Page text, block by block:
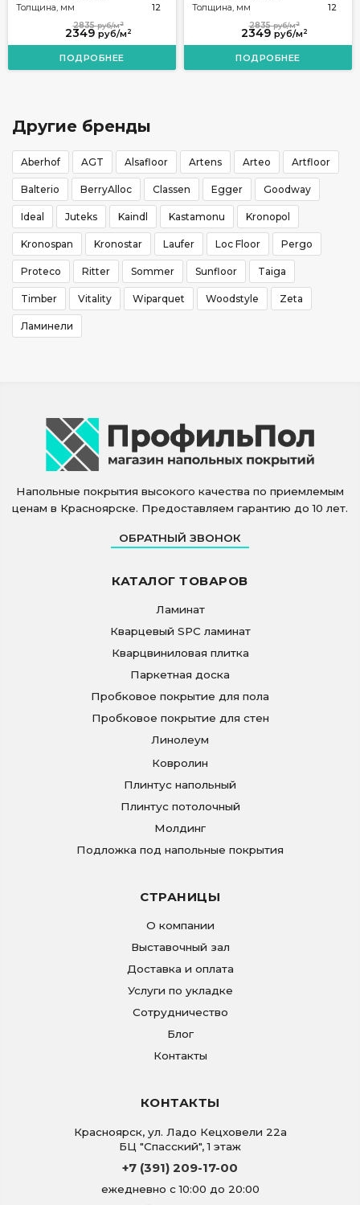
Толщина, мм
12
2349 руб/м 2
2835руб/м2
ПОДРОБНЕЕ
Толщина, мм
12
2349 руб/м 2
2835руб/м2
ПОДРОБНЕЕ
Другие бренды
Aberhof AGT Alsafloor Artens Arteo Artfloor
Balterio BerryAlloc Classen Egger Goodway
Ideal Juteks Kaindl Kastamonu Kronopol
Kronospan Kronostar Laufer Loc Floor Pergo
Proteco Ritter Sommer Sunfloor Taiga
Timber Vitality Wiparquet Woodstyle Zeta
Ламинели
Напольные покрытия высокого качества по приемлемым
ценам в Красноярске. Предоставляем гарантию до 10 лет.
ОБРАТНЫЙ ЗВОНОК
КАТАЛОГ ТОВАРОВ
Ламинат
Кварцевый SPC ламинат
Кварцвиниловая плитка
Паркетная доска
Пробковое покрытие для пола
Пробковое покрытие для стен
Линолеум
Ковролин
Плинтус напольный
Плинтус потолочный
Молдинг
Подложка под напольные покрытия
СТРАНИЦЫ
О компании
Выставочный зал
Доставка и оплата
Услуги по укладке
Сотрудничество
Блог
Контакты
КОНТАКТЫ
Красноярск, ул. Ладо Кецховели 22а
БЦ "Спасский", 1 этаж
+7 (391) 209-17-00
ежедневно с 10:00 до 20:00